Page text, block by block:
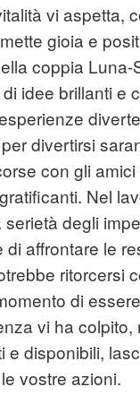
vi aspetta,
gioia e
coppia Luna-
idee brillanti e
divertirsi
con gli
Nel
degli
di affrontare le
ritorcersi
di
vi ha colpito,
e disponibili,
vostre azioni.